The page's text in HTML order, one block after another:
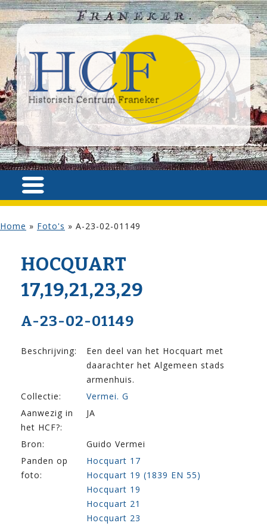
Home » Foto's » A-23-02-01149
HOCQUART
17,19,21,23,29
A-23-02-01149
Beschrijving:
Een deel van het Hocquart met
daarachter het Algemeen stads
armenhuis.
Collectie:
Vermei. G
Aanwezig in
het HCF?:
JA
Bron:
Guido Vermei
Panden op
foto:
Hocquart 17
Hocquart 19 (1839 EN 55)
Hocquart 19
Hocquart 21
Hocquart 23